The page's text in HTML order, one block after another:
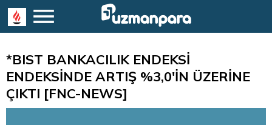
*BIST BANKACILIK ENDEKSİ
ENDEKSİNDE ARTIŞ %3,0'İN ÜZERİNE
ÇIKTI [FNC-NEWS]